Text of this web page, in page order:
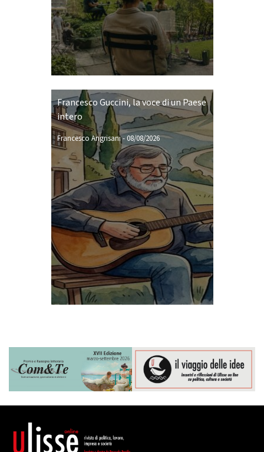
Francesco Guccini, la voce di un Paese
intero
Francesco Angrisani-08/08/2026